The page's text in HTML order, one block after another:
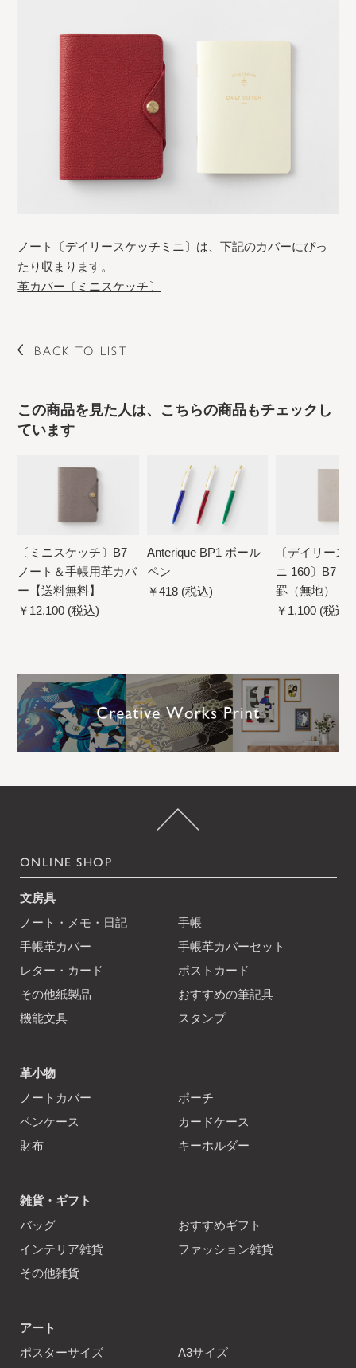
ノート〔デイリースケッチミニ〕は、下記のカバーにぴっ
たり収まります。
革カバー〔ミニスケッチ〕
BACK TO LIST
この商品を見た人は、こちらの商品もチェックし
ています
〔ミニスケッチ〕B7
ノート＆手帳用革カバ
ー【送料無料】
￥12,100 (税込)
Anterique BP1 ボール
ペン
￥418 (税込)
〔デイリース
ニ 160〕B7 ノ
罫（無地）【
ネコポス配送
￥1,100 (税込)
ONLINE SHOP
文房具
ノート・メモ・日記
手帳
手帳革カバー
手帳革カバーセット
レター・カード
ポストカード
その他紙製品
おすすめの筆記具
機能文具
スタンプ
革小物
ノートカバー
ポーチ
ペンケース
カードケース
財布
キーホルダー
雑貨・ギフト
バッグ
おすすめギフト
インテリア雑貨
ファッション雑貨
その他雑貨
アート
ポスターサイズ
A3サイズ